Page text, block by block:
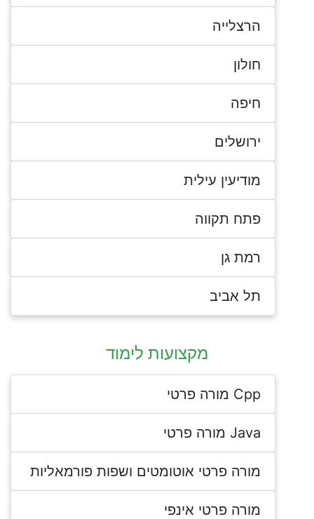
הרצלייה
חולון
חיפה
ירושלים
מודיעין עילית
פתח תקווה
רמת גן
תל אביב
מקצועות לימוד
Cpp מורה פרטי
Java מורה פרטי
מורה פרטי אוטומטים ושפות פורמאליות
מורה פרטי אינפי